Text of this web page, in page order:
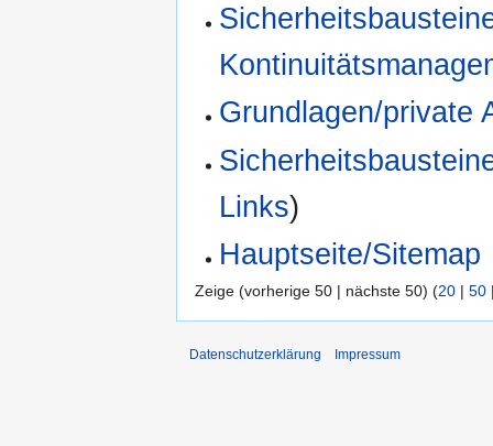
Grundlagen/private
Links)
Hauptseite/Sitemap
Zeige (vorherige 50 | nächste 50) (20 | 50
Datenschutzerklärung Impressum